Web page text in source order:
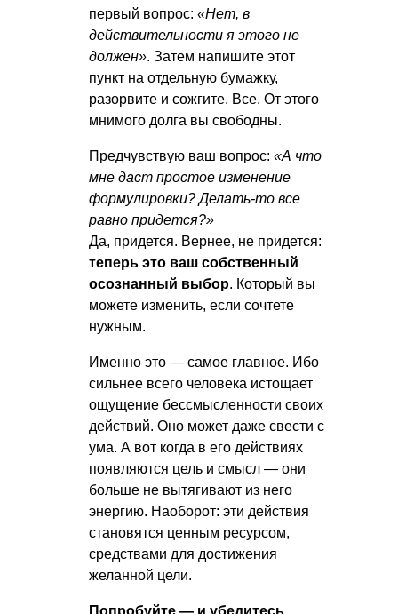
первый вопрос: «Нет, в
действительности я этого не
должен». Затем напишите этот
пункт на отдельную бумажку,
разорвите и сожгите. Все. От этого
мнимого долга вы свободны.
Предчувствую ваш вопрос: «А что
мне даст простое изменение
формулировки? Делать-то все
равно придется?»
Да, придется. Вернее, не придется:
теперь это ваш собственный
осознанный выбор. Который вы
можете изменить, если сочтете
нужным.
Именно это — самое главное. Ибо
сильнее всего человека истощает
ощущение бессмысленности своих
действий. Оно может даже свести с
ума. А вот когда в его действиях
появляются цель и смысл — они
больше не вытягивают из него
энергию. Наоборот: эти действия
становятся ценным ресурсом,
средствами для достижения
желанной цели.
Попробуйте — и убедитесь